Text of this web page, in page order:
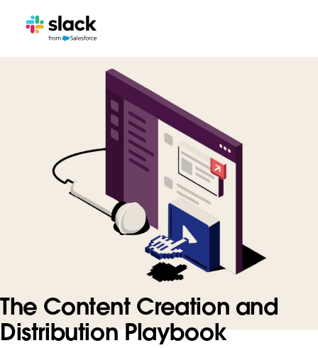
The Content Creation and
Distribution Playbook